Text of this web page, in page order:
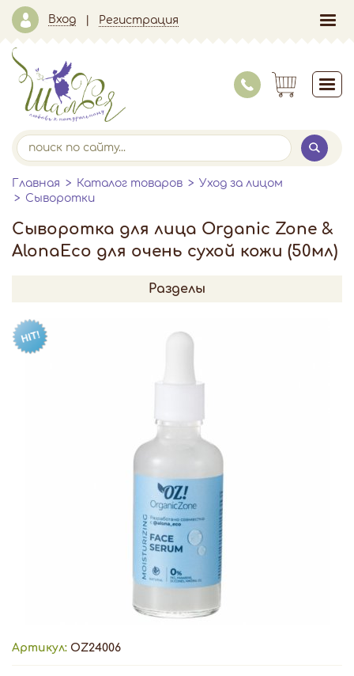
Вход Регистрация
Главная Каталог товаров
Уход за лицом
Сыворотки
Сыворотка для лица Organic Zone &
AlonaEco для очень сухой кожи (50мл)
Разделы
Артикул: OZ24006